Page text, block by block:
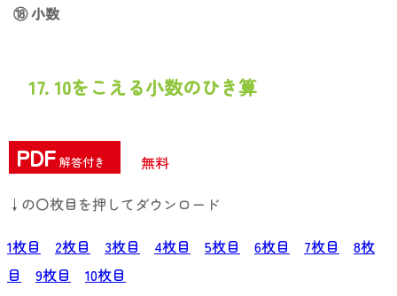
⑱ 小数
17. 10をこえる小数のひき算
PDF 解答付き
無料
↓の〇枚目を押してダウンロード
1枚目
2枚目 3枚目 4枚目 5枚目 6枚目 7枚目
8枚
目
9枚目 10枚目